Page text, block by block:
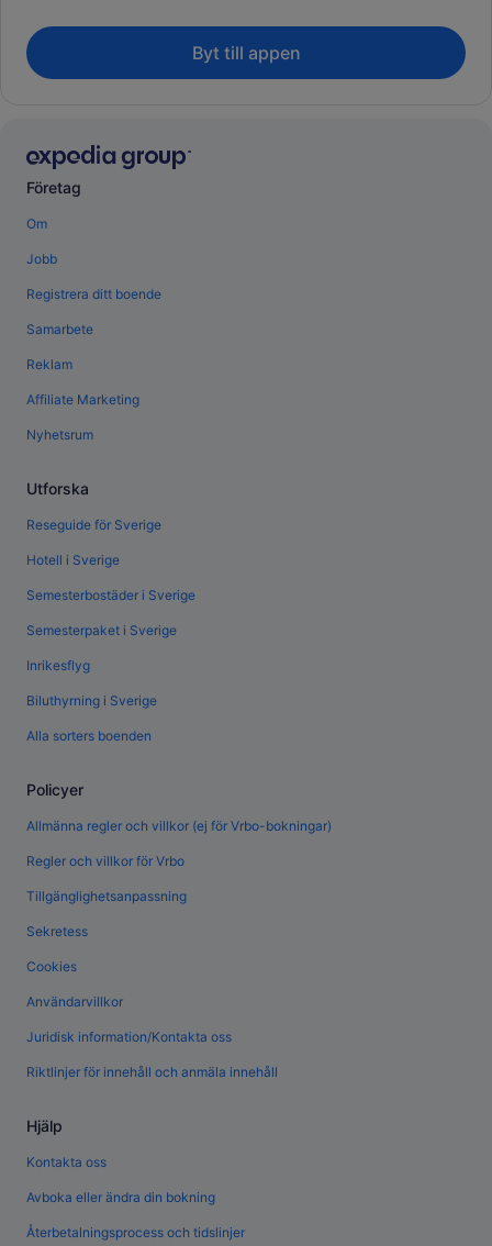
Byt till appen
Företag
Om
Jobb
Registrera ditt boende
Samarbete
Reklam
Affiliate Marketing
Nyhetsrum
Utforska
Reseguide för Sverige
Hotell i Sverige
Semesterbostäder i Sverige
Semesterpaket i Sverige
Inrikesflyg
Biluthyrning i Sverige
Alla sorters boenden
Policyer
Allmänna regler och villkor (ej för Vrbo-bokningar)
Regler och villkor för Vrbo
Tillgänglighetsanpassning
Sekretess
Cookies
Användarvillkor
Juridisk information/Kontakta oss
Riktlinjer för innehåll och anmäla innehåll
Hjälp
Kontakta oss
Avboka eller ändra din bokning
Återbetalningsprocess och tidslinjer